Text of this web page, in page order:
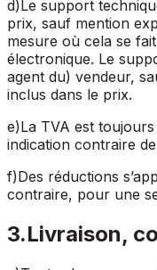
d)Le support
prix, sauf mention
mesure où cela se
électronique. Le
agent du) vendeur,
inclus dans le prix.
e)La TVA est
indication contraire
f)Des réductions
contraire, pour une
3.Livraison,